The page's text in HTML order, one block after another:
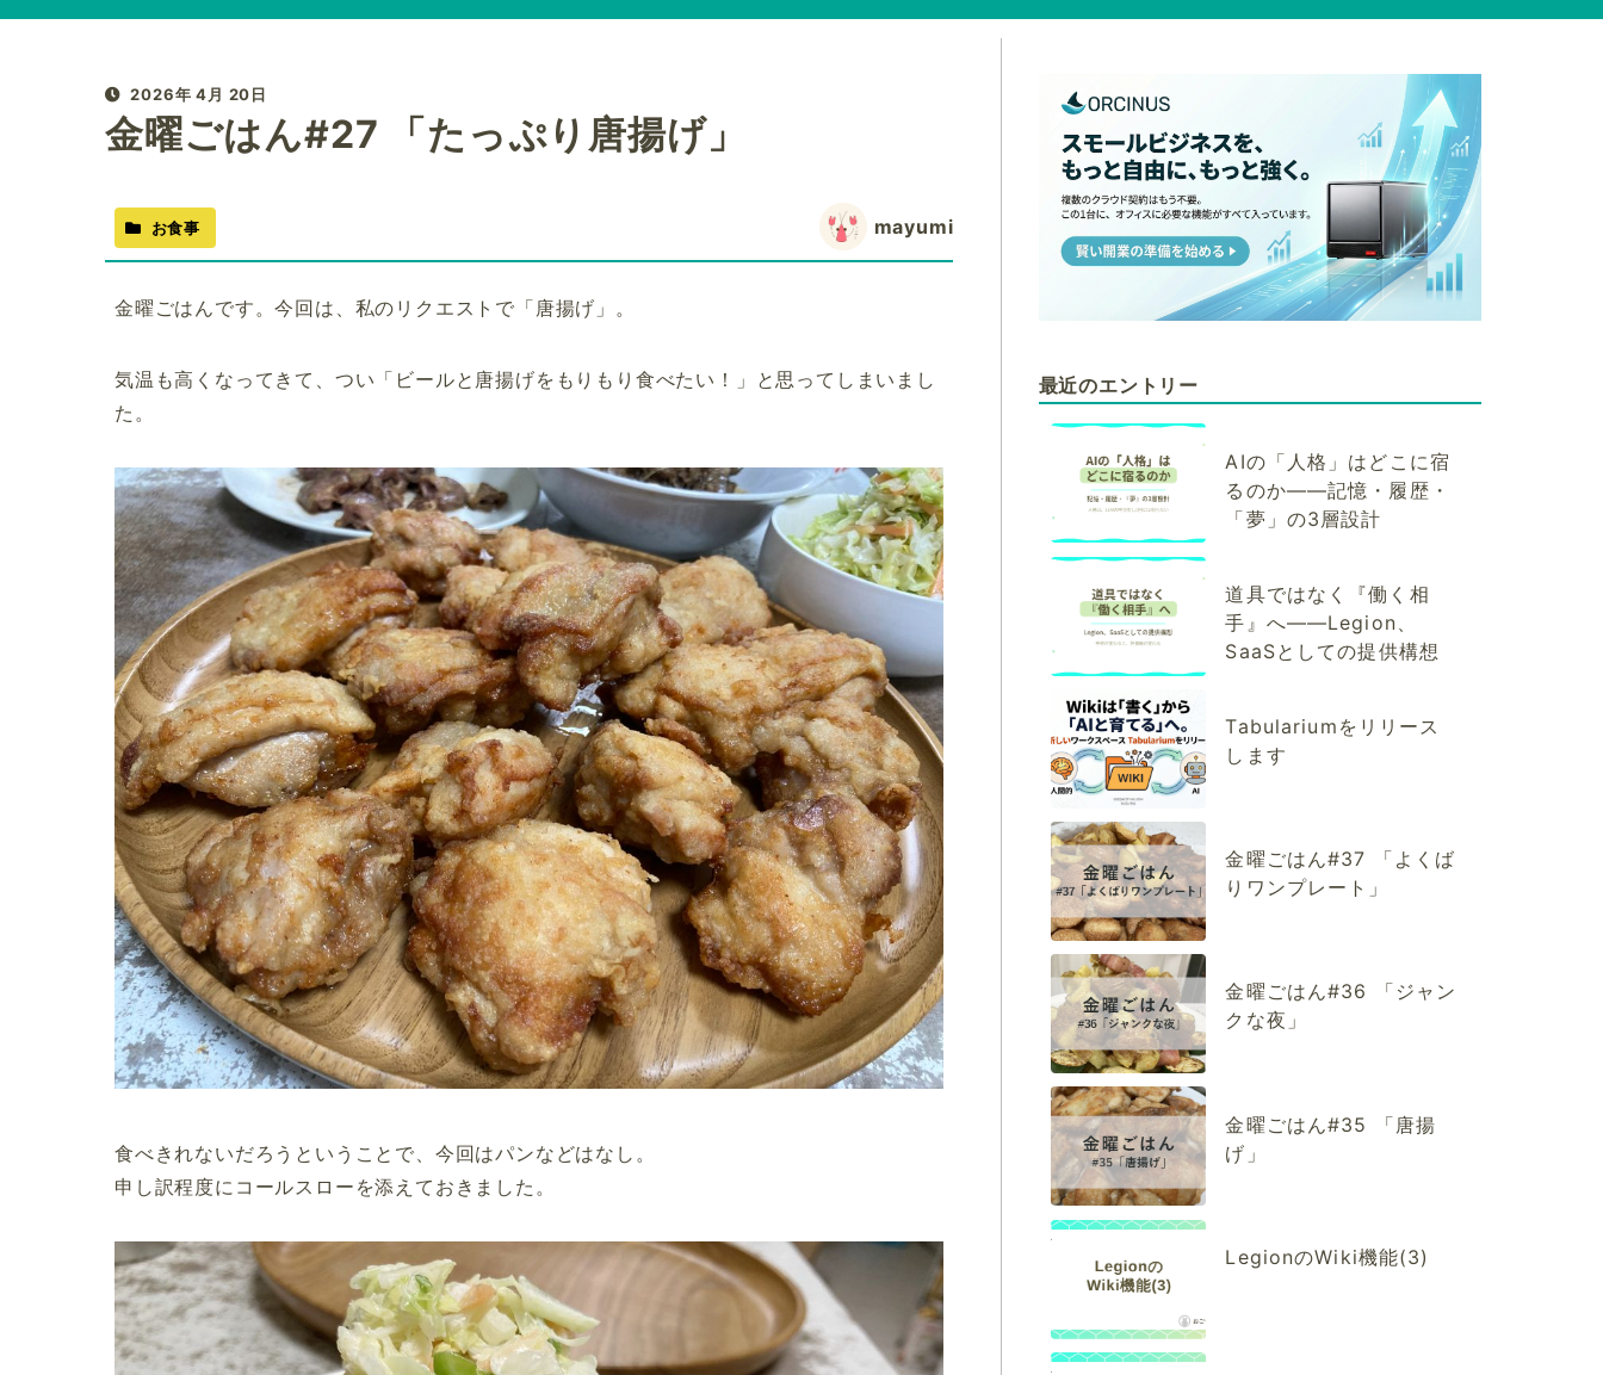
2026年 4月 20日
金曜ごはん#27 「たっぷり唐揚げ」
お食事 mayumi
金曜ごはんです。今回は、私のリクエストで「唐揚げ」。
気温も高くなってきて、つい「ビールと唐揚げをもりもり食べたい！」と思ってしまいまし
た。
食べきれないだろうということで、今回はパンなどはなし。
申し訳程度にコールスローを添えておきました。
最近のエントリー
AIの「人格」はどこに宿
るのか——記憶・履歴・
「夢」の3層設計
道具ではなく『働く相
手』へ——Legion、
SaaSとしての提供構想
Tabulariumをリリース
します
金曜ごはん#37 「よくば
りワンプレート」
金曜ごはん#36 「ジャン
クな夜」
金曜ごはん#35 「唐揚
げ」
LegionのWiki機能(3)